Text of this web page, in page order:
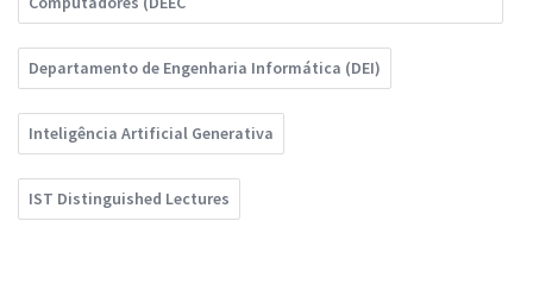
Departamento de Engenharia Informática (DEI)
Inteligência Artificial Generativa
IST Distinguished Lectures